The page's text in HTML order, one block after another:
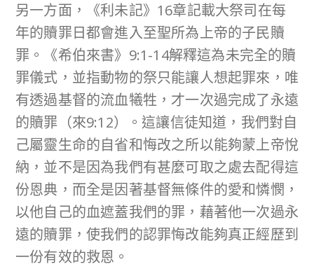
另一方面，《利未記》16章記載大祭司在每
年的贖罪日都會進入至聖所為上帝的子民贖
罪。《希伯來書》9:1-14解釋這為未完全的贖
罪儀式，並指動物的祭只能讓人想起罪來，唯
有透過基督的流血犧牲，才一次過完成了永遠
的贖罪（來9:12）。這讓信徒知道，我們對自
己屬靈生命的自省和悔改之所以能夠蒙上帝悅
納，並不是因為我們有甚麼可取之處去配得這
份恩典，而全是因著基督無條件的愛和憐憫，
以他自己的血遮蓋我們的罪，藉著他一次過永
遠的贖罪，使我們的認罪悔改能夠真正經歷到
一份有效的救恩。